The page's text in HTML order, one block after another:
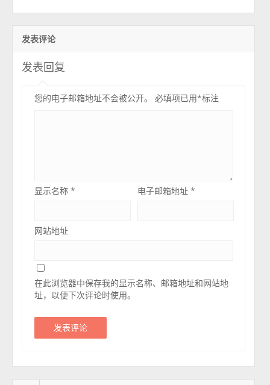
发表评论
发表回复
您的电子邮箱地址不会被公开。 必填项已用*标注
显示名称* 电子邮箱地址*
网站地址
在此浏览器中保存我的显示名称、邮箱地址和网站地
址，以便下次评论时使用。